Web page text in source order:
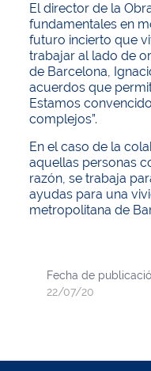
El director de la
fundamentales en
futuro incierto que
trabajar al lado de
de Barcelona,
acuerdos que
Estamos
complejos”.
En el caso de la
aquellas personas
razón, se trabaja
ayudas para una
metropolitana de
Fecha de
22/07/20